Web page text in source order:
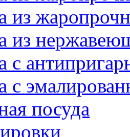
из
из
с
с
посуда